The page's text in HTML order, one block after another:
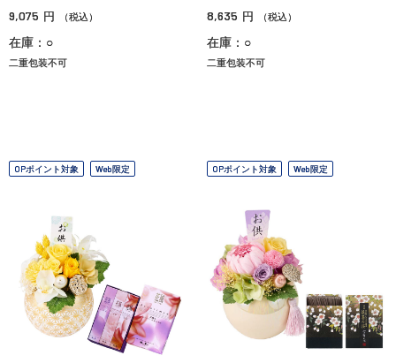
9,075 円 （税込）
在庫：○
二重包装不可
8,635 円 （税込）
在庫：○
二重包装不可
OPポイント対象 Web限定 OPポイント対象 Web限定